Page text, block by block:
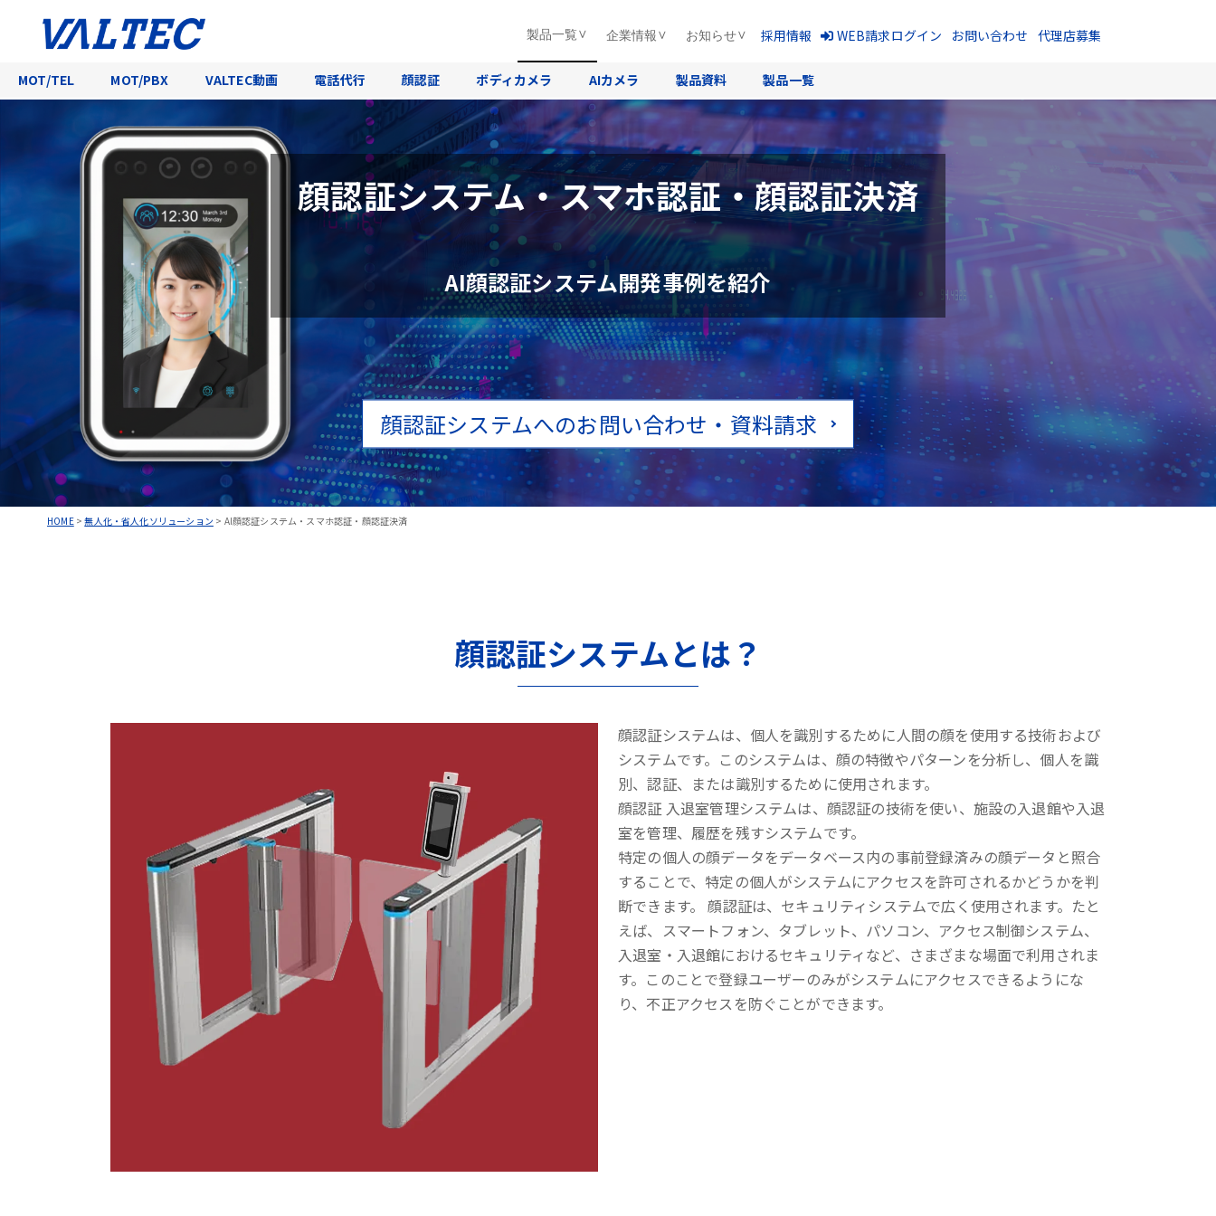
製品一覧
MOT/TEL MOT/PBX VALTEC動画 電話代行 顔認証 ボディカメラ AIカメラ 製品資料 製品一覧
企業情報 お知らせ 採用情報 WEB請求ログイン お問い合わせ 代理店募集
HOME>無人化・省人化ソリューション > AI顔認証システム・スマホ認証・顔認証決済
顔認証システム・スマホ認証・顔認証決済
AI顔認証システム開発事例を紹介
顔認証システムへのお問い合わせ・資料請求
顔認証システムとは？
顔認証システムは、個人を識別するために人間の顔を使用する技術および
システムです。このシステムは、顔の特徴やパターンを分析し、個人を識
別、認証、または識別するために使用されます。
顔認証 入退室管理システムは、顔認証の技術を使い、施設の入退館や入退
室を管理、履歴を残すシステムです。
特定の個人の顔データをデータベース内の事前登録済みの顔データと照合
することで、特定の個人がシステムにアクセスを許可されるかどうかを判
断できます。 顔認証は、セキュリティシステムで広く使用されます。たと
えば、スマートフォン、タブレット、パソコン、アクセス制御システム、
入退室・入退館におけるセキュリティなど、さまざまな場面で利用されま
す。このことで登録ユーザーのみがシステムにアクセスできるようにな
り、不正アクセスを防ぐことができます。